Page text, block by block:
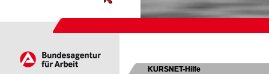
KURSNET-Hilfe